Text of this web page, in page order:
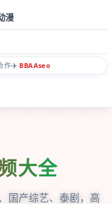
漫
作✈️·BBAAseo
大全
国产综艺、泰剧，高